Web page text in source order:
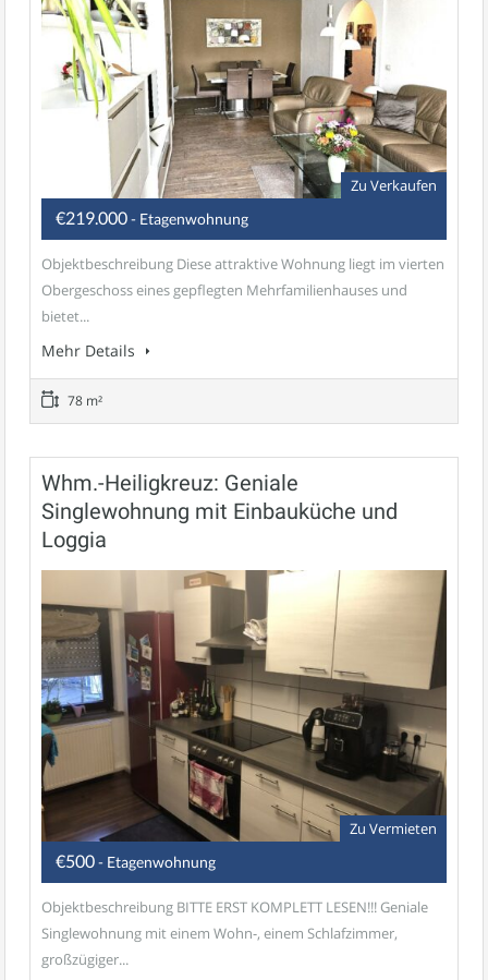
Zu Verkaufen
€219.000- Etagenwohnung
Objektbeschreibung Diese attraktive Wohnung liegt im vierten
Obergeschoss eines gepflegten Mehrfamilienhauses und
bietet...
Mehr Details
78 m²
Whm.-Heiligkreuz: Geniale
Singlewohnung mit Einbauküche und
Loggia
Zu Vermieten
€500- Etagenwohnung
Objektbeschreibung BITTE ERST KOMPLETT LESEN!!! Geniale
Singlewohnung mit einem Wohn-, einem Schlafzimmer,
großzügiger...